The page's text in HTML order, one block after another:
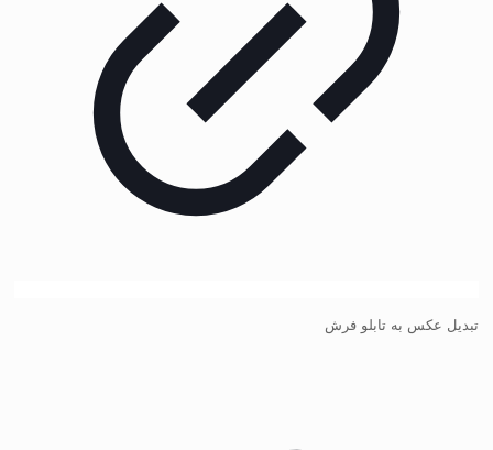
تبدیل عکس به تابلو فرش